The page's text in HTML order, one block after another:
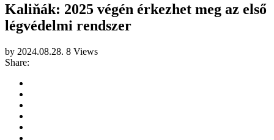
Kaliňák: 2025 végén érkezhet meg az első
légvédelmi rendszer
by 2024.08.28. 8 Views
Share: